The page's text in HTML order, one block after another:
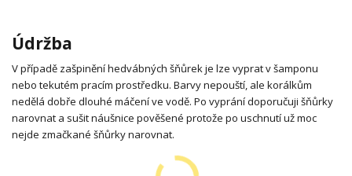
Údržba
V případě zašpinění hedvábných šňůrek je lze vyprat v šamponu
nebo tekutém pracím prostředku. Barvy nepouští, ale korálkům
nedělá dobře dlouhé máčení ve vodě. Po vyprání doporučuji šňůrky
narovnat a sušit náušnice pověšené protože po uschnutí už moc
nejde zmačkané šňůrky narovnat.